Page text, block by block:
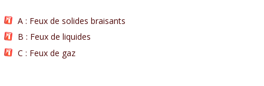
A : Feux de solides braisants
B : Feux de liquides
C : Feux de gaz